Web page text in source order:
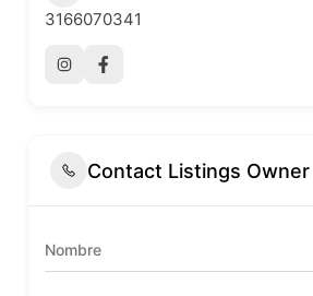
3166070341
Contact Listings Owner